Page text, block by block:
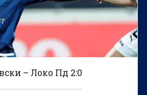
– Локо Пд 2:0